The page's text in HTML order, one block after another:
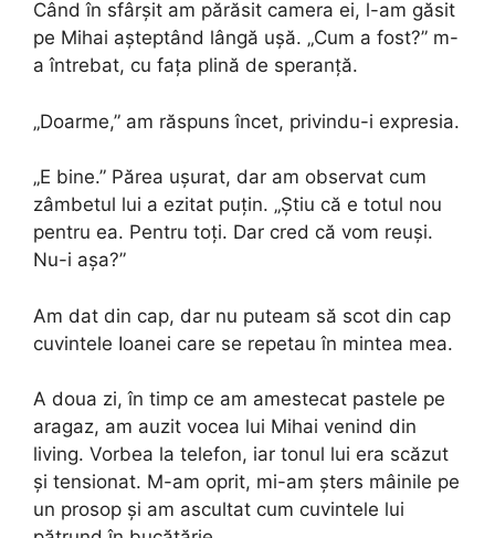
Când în sfârșit am părăsit camera ei, l-am găsit
pe Mihai așteptând lângă ușă. „Cum a fost?” m-
a întrebat, cu fața plină de speranță.
„Doarme,” am răspuns încet, privindu-i expresia.
„E bine.” Părea ușurat, dar am observat cum
zâmbetul lui a ezitat puțin. „Știu că e totul nou
pentru ea. Pentru toți. Dar cred că vom reuși.
Nu-i așa?”
Am dat din cap, dar nu puteam să scot din cap
cuvintele Ioanei care se repetau în mintea mea.
A doua zi, în timp ce am amestecat pastele pe
aragaz, am auzit vocea lui Mihai venind din
living. Vorbea la telefon, iar tonul lui era scăzut
și tensionat. M-am oprit, mi-am șters mâinile pe
un prosop și am ascultat cum cuvintele lui